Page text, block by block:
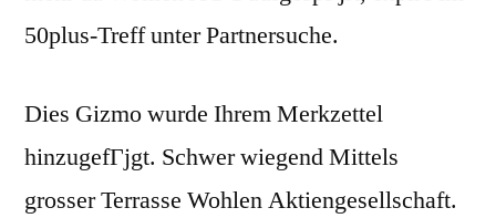
50plus-Treff unter Partnersuche.
Dies Gizmo wurde Ihrem Merkzettel
hinzugefГјgt. Schwer wiegend Mittels
grosser Terrasse Wohlen Aktiengesellschaft.